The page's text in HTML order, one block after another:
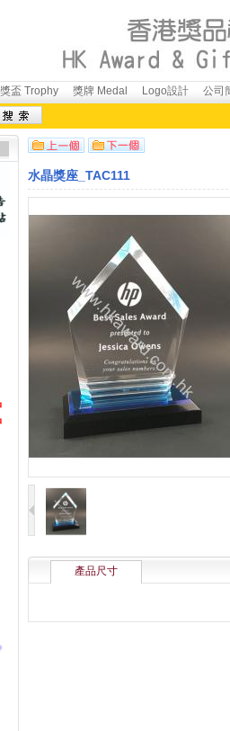
獎盃 Trophy 獎牌 Medal Logo設計 公司
水晶獎座_TAC111
產品尺寸